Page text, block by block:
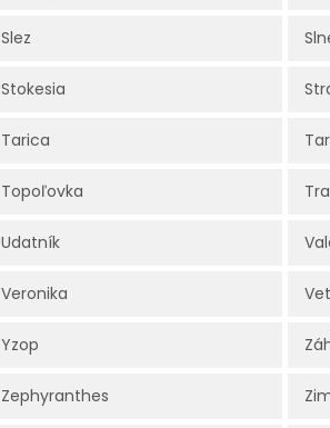
Slez
Stokesia
Tarica
Topoľovka
Udatník
Veronika
Yzop
Zephyranthes